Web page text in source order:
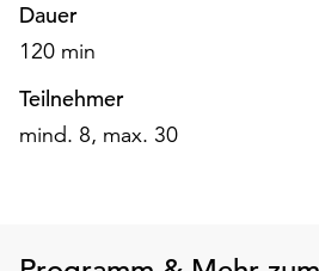
die
über
die
„Auswählen“.
Dauer
120 min
Teilnehmer
mind. 8, max. 30